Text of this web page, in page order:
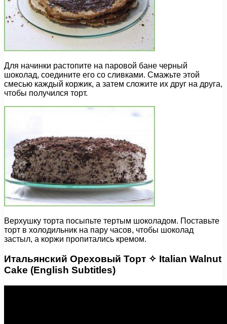
Для начинки растопите на паровой бане черный
шоколад, соедините его со сливками. Смажьте этой
смесью каждый коржик, а затем сложите их друг на друга,
чтобы получился торт.
Верхушку торта посыпьте тертым шоколадом. Поставьте
торт в холодильник на пару часов, чтобы шоколад
застыл, а коржи пропитались кремом.
Итальянский Ореховый Торт ✧ Italian Walnut
Cake (English Subtitles)